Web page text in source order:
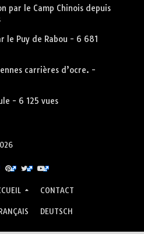
par le Camp Chinois depuis
le Puy de Rabou - 6 681
carrières d’ocre. -
- 6 125 vues
CONTACT
DEUTSCH